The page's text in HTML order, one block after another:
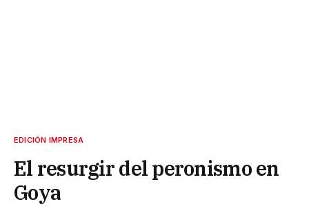
EDICIÓN IMPRESA
El resurgir del peronismo en
Goya